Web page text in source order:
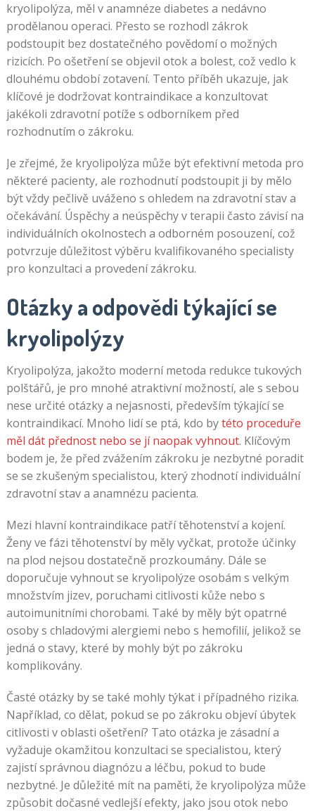
kryolipolýza, měl v anamnéze diabetes a nedávno
prodělanou operaci. Přesto se rozhodl zákrok
podstoupit bez dostatečného povědomí o možných
rizicích. Po ošetření se objevil otok a bolest, což vedlo k
dlouhému období zotavení. Tento příběh ukazuje, jak
klíčové je dodržovat kontraindikace a konzultovat
jakékoli zdravotní potíže s odborníkem před
rozhodnutím o zákroku.
Je zřejmé, že kryolipolýza může být efektivní metoda pro
některé pacienty, ale rozhodnutí podstoupit ji by mělo
být vždy pečlivě uváženo s ohledem na zdravotní stav a
očekávání. Úspěchy a neúspěchy v terapii často závisí na
individuálních okolnostech a odborném posouzení, což
potvrzuje důležitost výběru kvalifikovaného specialisty
pro konzultaci a provedení zákroku.
Otázky a odpovědi týkající se
kryolipolýzy
Kryolipolýza, jakožto moderní metoda redukce tukových
polštářů, je pro mnohé atraktivní možností, ale s sebou
nese určité otázky a nejasnosti, především týkající se
kontraindikací. Mnoho lidí se ptá, kdo bytéto proceduře
měl dát přednost nebo se jí naopak vyhnout. Klíčovým
bodem je, že před zvážením zákroku je nezbytné poradit
se se zkušeným specialistou, který zhodnotí individuální
zdravotní stav a anamnézu pacienta.
Mezi hlavní kontraindikace patří těhotenství a kojení.
Ženy ve fázi těhotenství by měly vyčkat, protože účinky
na plod nejsou dostatečně prozkoumány. Dále se
doporučuje vyhnout se kryolipolýze osobám s velkým
množstvím jizev, poruchami citlivosti kůže nebo s
autoimunitními chorobami. Také by měly být opatrné
osoby s chladovými alergiemi nebo s hemofilií, jelikož se
jedná o stavy, které by mohly být po zákroku
komplikovány.
Časté otázky by se také mohly týkat i případného rizika.
Například, co dělat, pokud se po zákroku objeví úbytek
citlivosti v oblasti ošetření? Tato otázka je zásadní a
vyžaduje okamžitou konzultaci se specialistou, který
zajistí správnou diagnózu a léčbu, pokud to bude
nezbytné. Je důležité mít na paměti, že kryolipolýza může
způsobit dočasné vedlejší efekty, jako jsou otok nebo